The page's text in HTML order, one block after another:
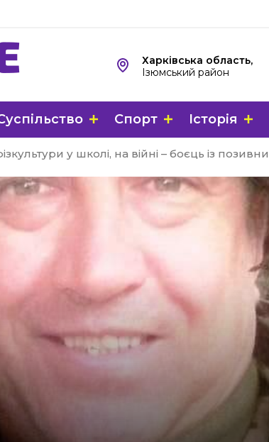
Харківська область,
Ізюмський район
Спорт Історія
у школі, на війні – боєць із